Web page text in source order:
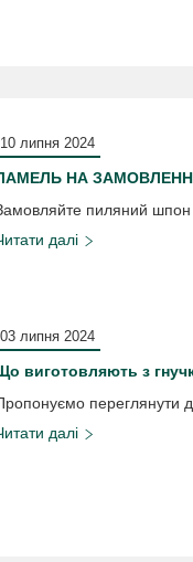
10 липня 2024
НА
пиляний шпон
03 липня 2024
виготовляють з
переглянути